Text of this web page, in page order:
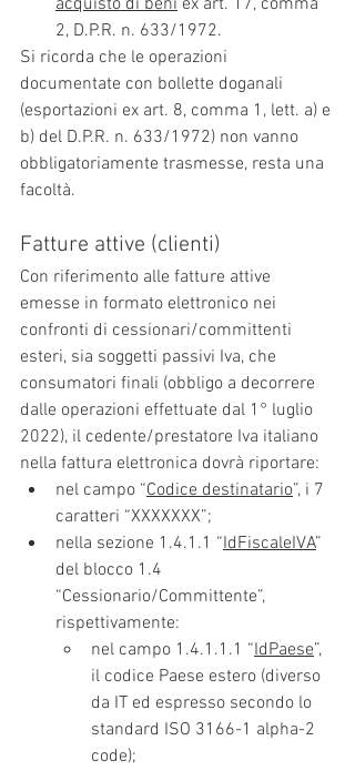
acquisto di beni ex art. 17, comma
2, D.P.R. n. 633/1972.
Si ricorda che le operazioni
documentate con bollette doganali
(esportazioni ex art. 8, comma 1, lett. a) e
b) del D.P.R. n. 633/1972) non vanno
obbligatoriamente trasmesse, resta una
facoltà.
Fatture attive (clienti)
Con riferimento alle fatture attive
emesse in formato elettronico nei
confronti di cessionari/committenti
esteri, sia soggetti passivi Iva, che
consumatori finali (obbligo a decorrere
dalle operazioni effettuate dal 1° luglio
2022), il cedente/prestatore Iva italiano
nella fattura elettronica dovrà riportare:
nel campo “Codice destinatario”, i 7
caratteri “XXXXXXX”;
nella sezione 1.4.1.1 “IdFiscaleIVA”
del blocco 1.4
“Cessionario/Committente”,
rispettivamente:
nel campo 1.4.1.1.1 “IdPaese”,
il codice Paese estero (diverso
da IT ed espresso secondo lo
standard ISO 3166-1 alpha-2
code);